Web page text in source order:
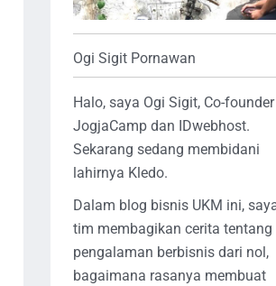
Ogi Sigit Pornawan
Halo, saya Ogi Sigit, Co-founder
JogjaCamp dan IDwebhost.
Sekarang sedang membidani
lahirnya Kledo.
Dalam blog bisnis UKM ini,
tim membagikan cerita tentang
pengalaman berbisnis dari nol,
bagaimana rasanya membuat